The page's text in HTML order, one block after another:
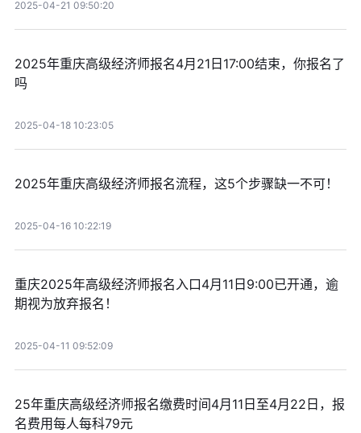
2025-04-21 09:50:20
2025年重庆高级经济师报名4月21日17:00结束，你报名了
吗
2025-04-18 10:23:05
2025年重庆高级经济师报名流程，这5个步骤缺一不可！
2025-04-16 10:22:19
重庆2025年高级经济师报名入口4月11日9:00已开通，逾
期视为放弃报名！
2025-04-11 09:52:09
25年重庆高级经济师报名缴费时间4月11日至4月22日，报
名费用每人每科79元